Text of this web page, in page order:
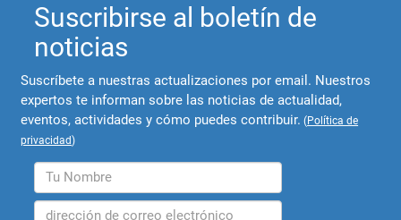
Suscribirse al boletín de
noticias
Suscríbete a nuestras actualizaciones por email. Nuestros
expertos te informan sobre las noticias de actualidad,
eventos, actividades y cómo puedes contribuir. (Política de
privacidad)